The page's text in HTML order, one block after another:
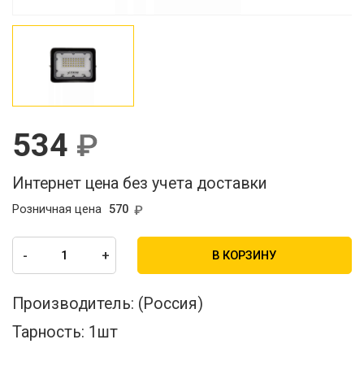
534
Интернет цена без учета доставки
570
Розничная цена
- + В КОРЗИНУ
Производитель: (Россия)
Тарность: 1шт